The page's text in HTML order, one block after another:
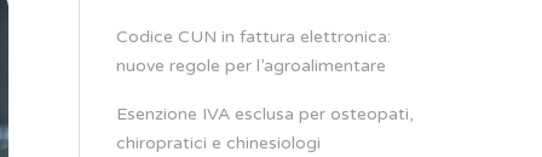
Codice CUN in fattura elettronica:
nuove regole per l’agroalimentare
Esenzione IVA esclusa per osteopati,
chiropratici e chinesiologi